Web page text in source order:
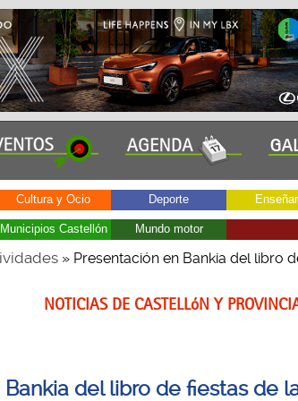
Cultura y Ocio Deporte
Municipios Castellón Mundo motor
» Presentación en Bankia del libro
NOTICIAS DE CASTELLóN Y
del libro de fiestas de